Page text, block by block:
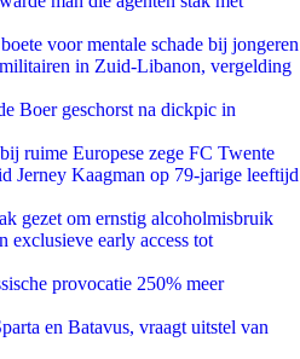
voor mentale schade bij jongeren
in Zuid-Libanon, vergelding
Boer geschorst na dickpic in
ruime Europese zege FC Twente
Jerney Kaagman op 79-jarige leeftijd
gezet om ernstig alcoholmisbruik
exclusieve early access tot
provocatie 250% meer
en Batavus, vraagt uitstel van